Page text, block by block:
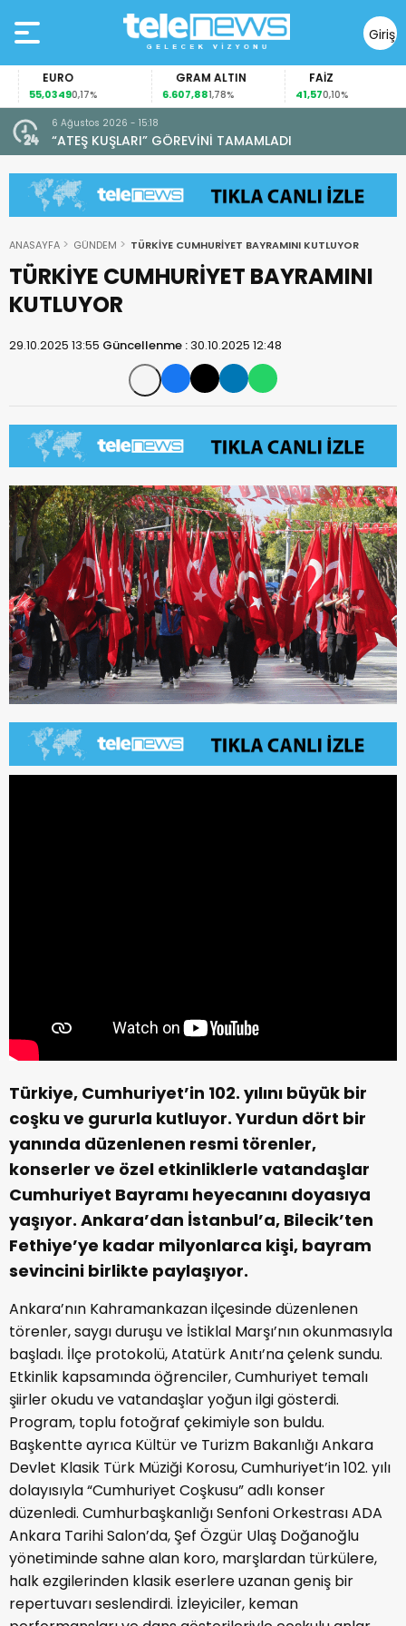
Giriş
Yap
EURO
55,03490,17%
GRAM ALTIN
6.607,881,78%
FAİZ
41,570,10%
6 Ağustos 2026 - 15:18
“ATEŞ KUŞLARI” GÖREVİNİ TAMAMLADI
ANASAYFA GÜNDEM TÜRKİYE CUMHURİYET BAYRAMINI KUTLUYOR
TÜRKİYE CUMHURİYET BAYRAMINI
KUTLUYOR
29.10.2025 13:55 Güncellenme :30.10.2025 12:48
Türkiye, Cumhuriyet’in 102. yılını büyük bir
coşku ve gururla kutluyor. Yurdun dört bir
yanında düzenlenen resmi törenler,
konserler ve özel etkinliklerle vatandaşlar
Cumhuriyet Bayramı heyecanını doyasıya
yaşıyor. Ankara’dan İstanbul’a, Bilecik’ten
Fethiye’ye kadar milyonlarca kişi, bayram
sevincini birlikte paylaşıyor.
Ankara’nın Kahramankazan ilçesinde düzenlenen
törenler, saygı duruşu ve İstiklal Marşı’nın okunmasıyla
başladı. İlçe protokolü, Atatürk Anıtı’na çelenk sundu.
Etkinlik kapsamında öğrenciler, Cumhuriyet temalı
şiirler okudu ve vatandaşlar yoğun ilgi gösterdi.
Program, toplu fotoğraf çekimiyle son buldu.
Başkentte ayrıca Kültür ve Turizm Bakanlığı Ankara
Devlet Klasik Türk Müziği Korosu, Cumhuriyet’in 102. yılı
dolayısıyla “Cumhuriyet Coşkusu” adlı konser
düzenledi. Cumhurbaşkanlığı Senfoni Orkestrası ADA
Ankara Tarihi Salon’da, Şef Özgür Ulaş Doğanoğlu
yönetiminde sahne alan koro, marşlardan türkülere,
halk ezgilerinden klasik eserlere uzanan geniş bir
repertuvarı seslendirdi. İzleyiciler, keman